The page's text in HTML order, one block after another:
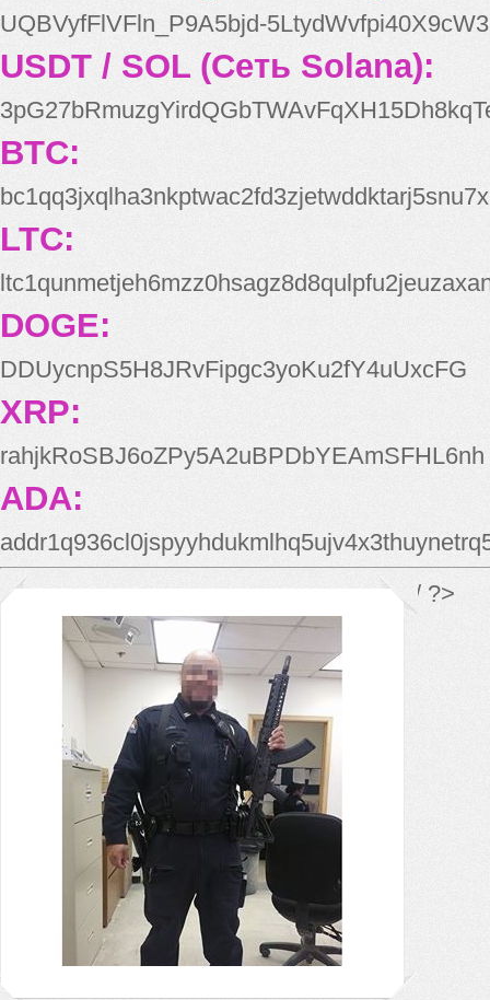
UQBVyfFlVFln_P9A5bjd-
USDT / SOL (Сеть Solana):
BTC:
bc1qq3jxqlha3nkptwac2fd3zjetwddktarj5snu7x
LTC:
DOGE:
DDUycnpS5H8JRvFipgc3yoKu2fY4uUxcFG
XRP:
rahjkRoSBJ6oZPy5A2uBPDbYEAmSFHL6nh
ADA:
*/ ?>